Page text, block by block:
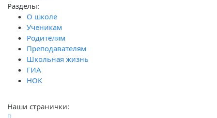
Разделы:
О школе
Ученикам
Родителям
Преподавателям
Школьная жизнь
ГИА
НОК
Наши странички: